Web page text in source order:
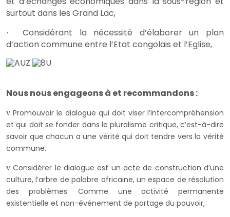
surtout dans les Grand Lac,
·
Considérant la nécessité d’élaborer un plan
d’action commune entre l’Etat congolais et l’Eglise,
Nous nous engageons à et recommandons :
v Promouvoir le dialogue qui doit viser l’intercompréhension
et qui doit se fonder dans le pluralisme critique, c’est-à-dire
savoir que chacun a une vérité qui doit tendre vers la vérité
commune.
vConsidérer le dialogue est un acte de construction d’une
culture, l’arbre de palabre africaine, un espace de résolution
des problèmes. Comme une activité permanente
existentielle et non-événement de partage du pouvoir,